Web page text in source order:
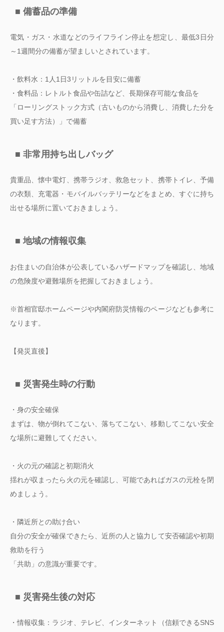
■ 備蓄品の準備
電気・ガス・水道などのライフライン停止を想定し、最低3日分
～1週間分の備蓄が望ましいとされています。
・飲料水：1人1日3リットルを目安に備蓄
・食料品：レトルト食品や缶詰など、長期保存可能な食品を
「ローリングストック方式（古いものから消費し、消費した分を
買い足す方法）」で備蓄
■ 非常用持ち出しバッグ
貴重品、懐中電灯、携帯ラジオ、救急セット、携帯トイレ、予備
の衣類、充電器・モバイルバッテリーなどをまとめ、すぐに持ち
出せる場所に置いておきましょう。
■ 地域の情報収集
お住まいの自治体が公表しているハザードマップを確認し、地域
の危険度や避難場所を把握しておきましょう。
※首相官邸ホームページや内閣府防災情報のページなども参考に
なります。
【発災直後】
■ 災害発生時の行動
・身の安全確保
まずは、物が倒れてこない、落ちてこない、移動してこない安全
な場所に避難してください。
・火の元の確認と初期消火
揺れが収まったら火の元を確認し、可能であればガスの元栓を閉
めましょう。
・隣近所との助け合い
自分の安全が確保できたら、近所の人と協力して安否確認や初期
救助を行う
「共助」の意識が重要です。
■ 災害発生後の対応
・情報収集：ラジオ、テレビ、インターネット（信頼できるSNS